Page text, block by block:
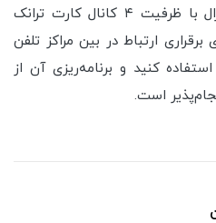
ارتباط میان دو دستگاه سانترال با ظرفیت ۴ کانال کارت ترانک
ارتباط در بین مراکز تلفن
کنید و برنامه‌ریزی آن از
است.